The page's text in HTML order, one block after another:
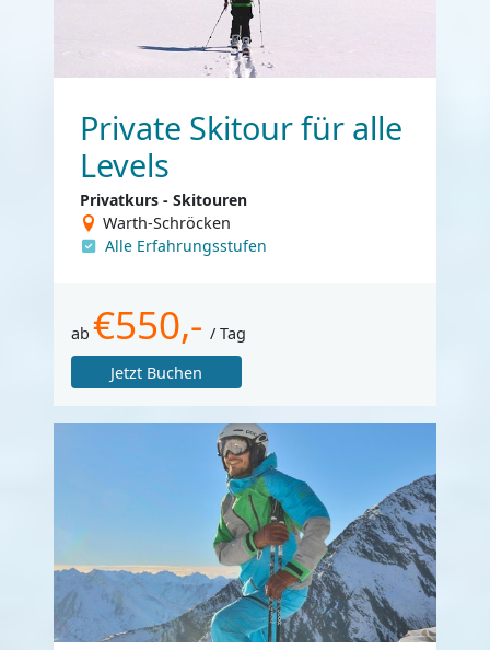
Private Skitour für alle
Levels
Privatkurs - Skitouren
Warth-Schröcken
Alle Erfahrungsstufen
ab €550,- / Tag
Jetzt Buchen